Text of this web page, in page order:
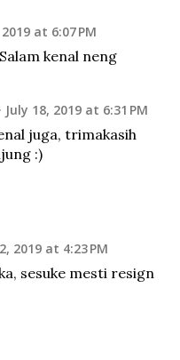
at 6:07 PM
kenal neng
July 18, 2019 at 6:31 PM
juga, trimakasih
:)
2019 at 4:23 PM
sesuke mesti resign